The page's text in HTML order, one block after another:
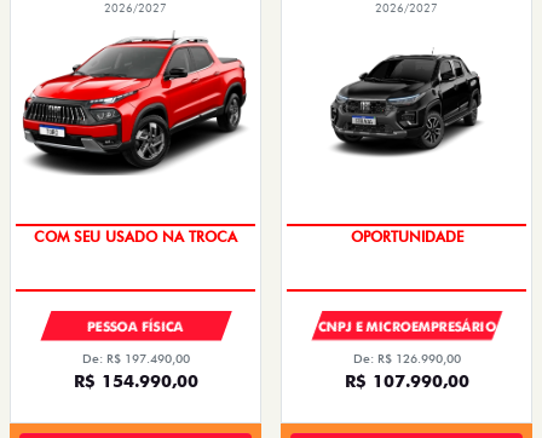
2026/2027
PESSOA FÍSICA
De: R$ 197.490,00
R$ 154.990,00
2026/2027
CNPJ E MICROEMPRESÁRIO
De: R$ 126.990,00
R$ 107.990,00